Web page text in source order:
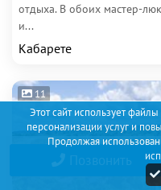
Этот сайт использует
персонализации услуг и
Продолжая
отдыха. В обоих мастер-
и...
Кабарете
11
Позвонить